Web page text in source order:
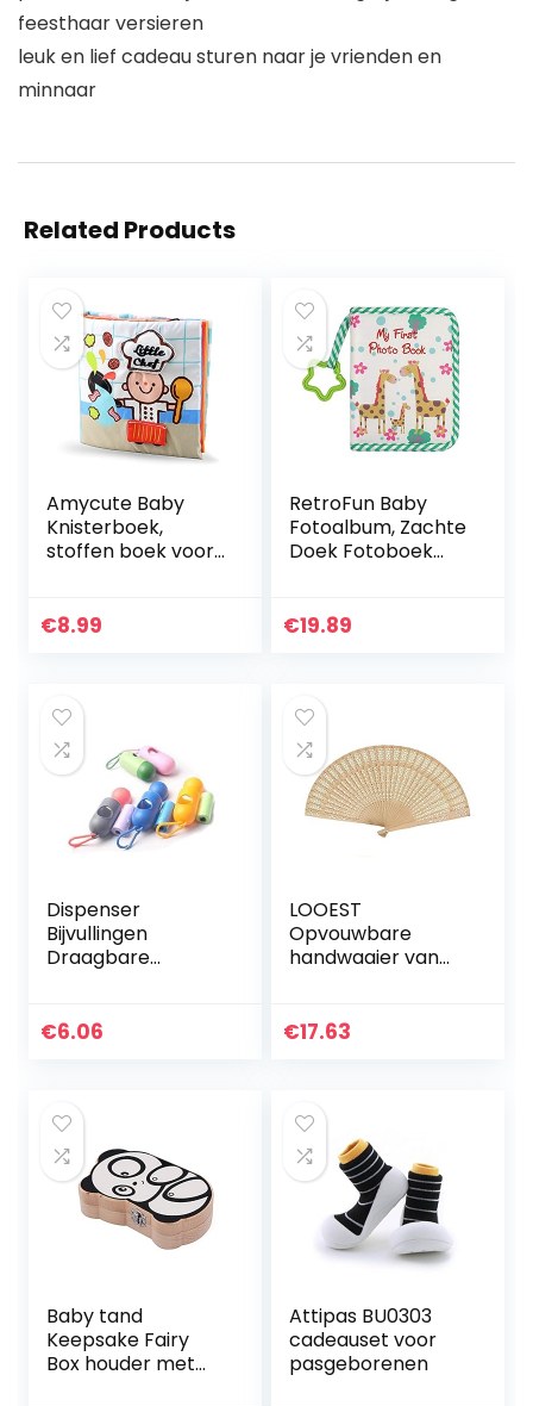
feesthaar versieren
leuk en lief cadeau sturen naar je vrienden en
minnaar
Related Products
Amycute Baby
Knisterboek,
stoffen boek voor
zachte
€8.99
RetroFun Baby
Fotoalbum, Zachte
Doek Fotoboek
voor Baby’s 4 x 6
€19.89
Dispenser
Bijvullingen
Draagbare
Met Zakken 20pcs
€6.06
LOOEST
Opvouwbare
handwaaier van
decoratie thuis
€17.63
Baby tand
Keepsake Fairy
Box houder met
Attipas BU0303
cadeauset voor
pasgeborenen